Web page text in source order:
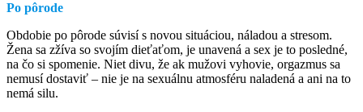
Po pôrode
Obdobie po pôrode súvisí s novou situáciou, náladou a stresom.
Žena sa zžíva so svojím dieťaťom, je unavená a sex je to posledné,
na čo si spomenie. Niet divu, že ak mužovi vyhovie, orgazmus sa
nemusí dostaviť – nie je na sexuálnu atmosféru naladená a ani na to
nemá silu.